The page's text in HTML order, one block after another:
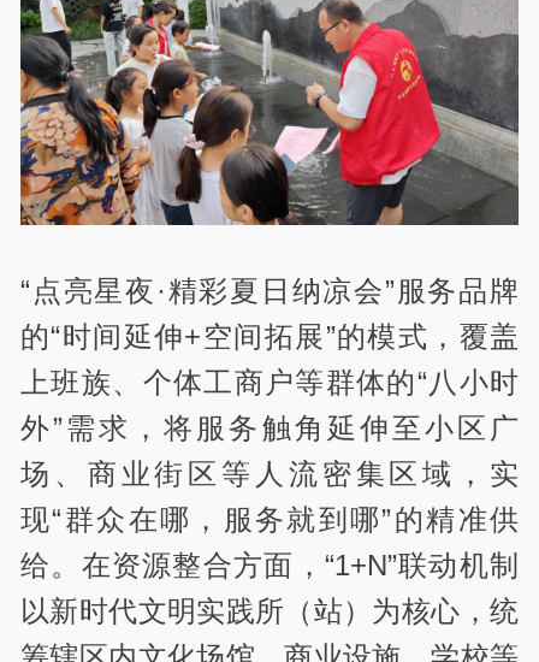
“点亮星夜·精彩夏日纳凉会”服务品牌
的“时间延伸+空间拓展”的模式，覆盖
上班族、个体工商户等群体的“八小时
外”需求，将服务触角延伸至小区广
场、商业街区等人流密集区域，实
现“群众在哪，服务就到哪”的精准供
给。在资源整合方面，“1+N”联动机制
以新时代文明实践所（站）为核心，统